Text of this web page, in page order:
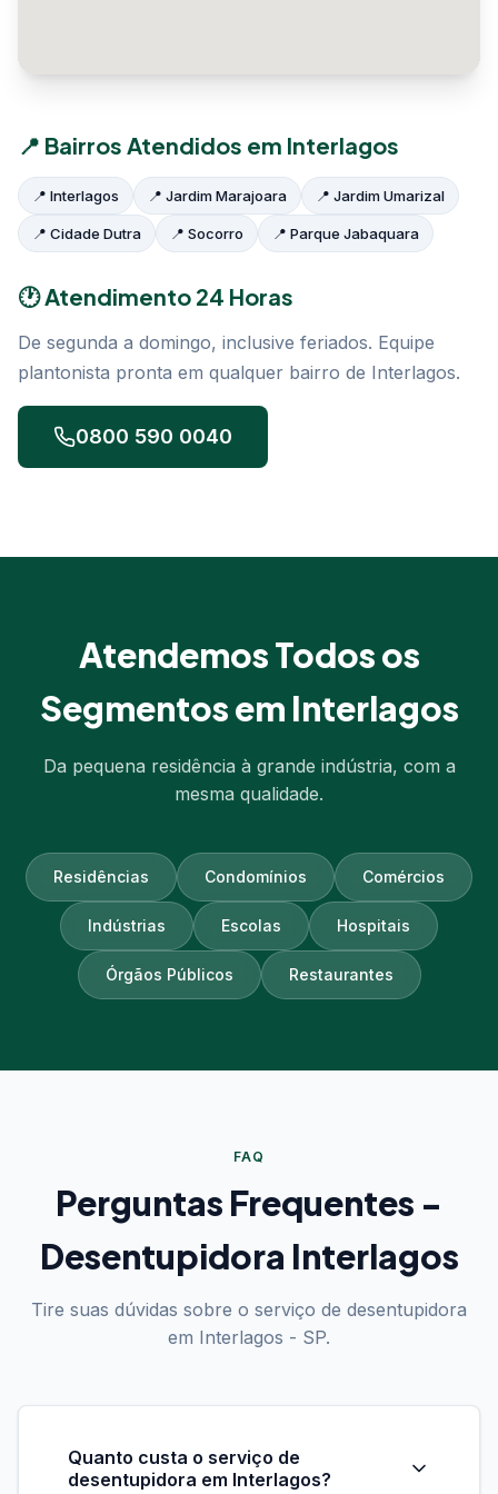
📍 Bairros Atendidos em Interlagos
📍 Interlagos 📍 Jardim Marajoara 📍 Jardim Umarizal
📍 Cidade Dutra 📍 Socorro 📍 Parque Jabaquara
🕐 Atendimento 24 Horas
De segunda a domingo, inclusive feriados. Equipe
plantonista pronta em qualquer bairro de Interlagos.
0800 590 0040
Atendemos Todos os
Segmentos em Interlagos
Da pequena residência à grande indústria, com a
mesma qualidade.
Residências Condomínios Comércios
Indústrias Escolas Hospitais
Órgãos Públicos Restaurantes
FAQ
Perguntas Frequentes -
Desentupidora Interlagos
Tire suas dúvidas sobre o serviço de desentupidora
em Interlagos - SP.
Quanto custa o serviço de
desentupidora em Interlagos?